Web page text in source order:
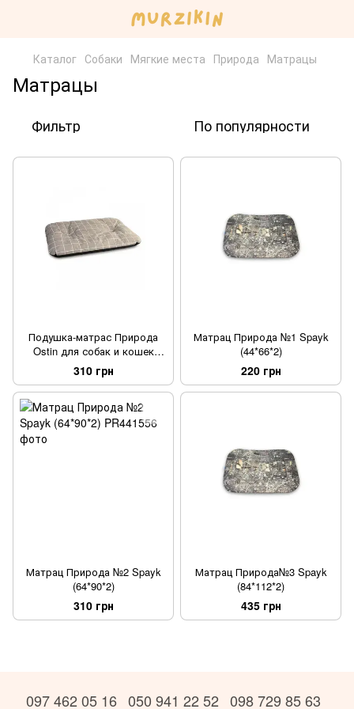
Каталог Собаки Мягкие места Природа Матрацы
Матрацы
Фильтр По популярности
Подушка-матрас Природа
Ostin для собак и кошек
80х60х10 см
310 грн
Матрац Природа №1 Spayk
(44*66*2)
220 грн
Матрац Природа №2 Spayk
(64*90*2)
310 грн
Матрац Природа№3 Spayk
(84*112*2)
435 грн
097 462 05 16 050 941 22 52 098 729 85 63